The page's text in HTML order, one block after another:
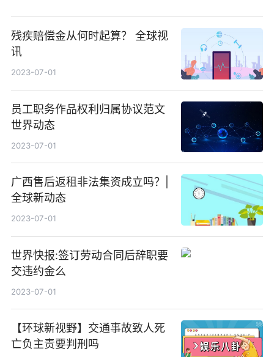
残疾赔偿金从何时起算？ 全球视
讯
2023-07-01
员工职务作品权利归属协议范文
世界动态
2023-07-01
广西售后返租非法集资成立吗？|
全球新动态
2023-07-01
世界快报:签订劳动合同后辞职要
交违约金么
2023-07-01
【环球新视野】交通事故致人死
亡负主责要判刑吗